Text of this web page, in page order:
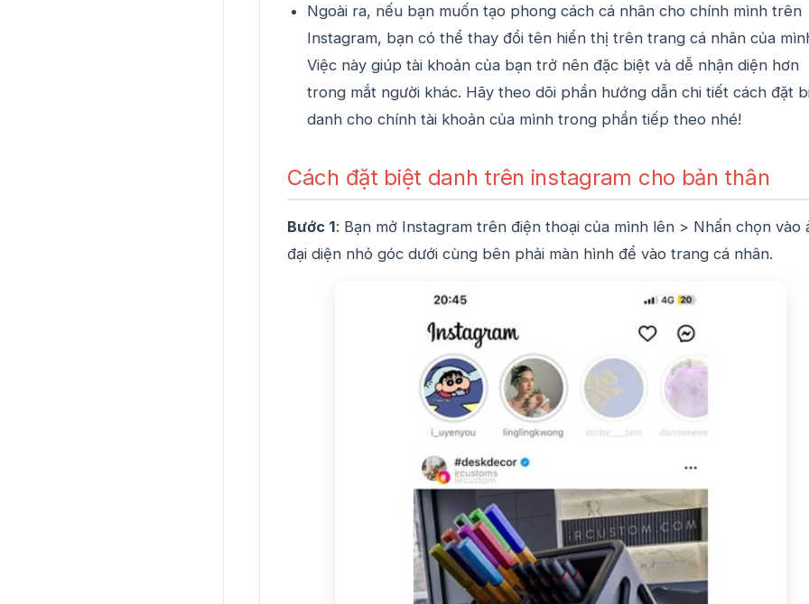
Ngoài ra, nếu bạn muốn tạo phong cách cá nhân cho chính mình trên
Instagram, bạn có thể thay đổi tên hiển thị trên trang cá nhân của
Việc này giúp tài khoản của bạn trở nên đặc biệt và dễ nhận diện hơn
trong mắt người khác. Hãy theo dõi phần hướng dẫn chi tiết cách đặt
danh cho chính tài khoản của mình trong phần tiếp theo nhé!
Cách đặt biệt danh trên instagram cho bản thân
Bước 1: Bạn mở Instagram trên điện thoại của mình lên > Nhấn chọn vào
đại diện nhỏ góc dưới cùng bên phải màn hình để vào trang cá nhân.